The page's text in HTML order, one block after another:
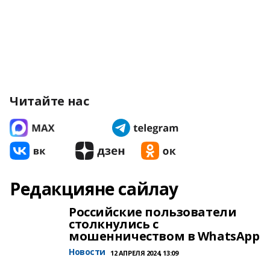
Читайте нас
Редакцияне сайлау
Российские пользователи
столкнулись с
мошенничеством в WhatsApp
Новости 12 АПРЕЛЯ 2024, 13:09